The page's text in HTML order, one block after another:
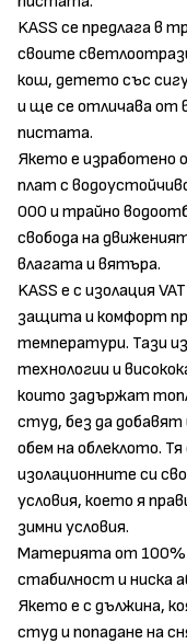
KASS се предлага в
своите
кош, детето със
и ще се отличава от
пистата.
Якето е изработено
плат с
000 и трайно
свобода на
влагата и вятъра.
KASS е с изолация
защита и комфорт
температури. Тази
технологии и
които задържат
студ, без да
обем на облеклото.
изолационните си
условия, което я
зимни условия.
Mатерията от 100%
стабилност и ниска
Якето е с дължина,
студ и попадане на